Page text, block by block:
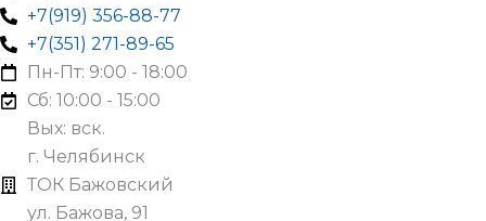
+7(919) 356-88-77
+7(351) 271-89-65
Пн-Пт: 9:00 - 18:00
Сб: 10:00 - 15:00
Вых: вск.
г. Челябинск
ТОК Бажовский
ул. Бажова, 91